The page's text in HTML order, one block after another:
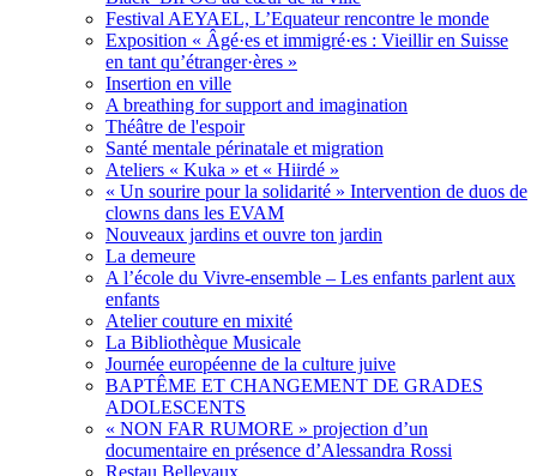
Festival AEYAEL, L’Equateur rencontre le monde
Exposition « Âgé·es et immigré·es : Vieillir en Suisse
en tant qu’étranger·ères »
Insertion en ville
A breathing for support and imagination
Théâtre de l'espoir
Santé mentale périnatale et migration
Ateliers « Kuka » et « Hiirdé »
« Un sourire pour la solidarité » Intervention de duos de
clowns dans les EVAM
Nouveaux jardins et ouvre ton jardin
La demeure
A l’école du Vivre-ensemble – Les enfants parlent aux
enfants
Atelier couture en mixité
La Bibliothèque Musicale
Journée européenne de la culture juive
BAPTÊME ET CHANGEMENT DE GRADES
ADOLESCENTS
« NON FAR RUMORE » projection d’un
documentaire en présence d’Alessandra Rossi
Restau Bellevaux